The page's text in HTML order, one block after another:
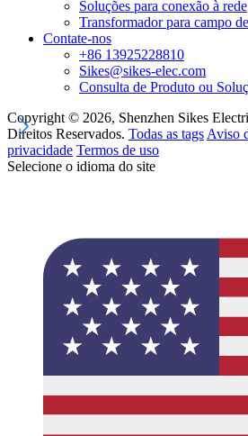
Soluções para conexão à rede
Transformador para campo
Contate-nos
+86 13925228810
Sikes@sikes-elec.com
Consulta de Produto ou
Copyright © 2026, Shenzhen Sikes
Direitos Reservados. Todas as tags Aviso
privacidade Termos de uso
Selecione o idioma do site